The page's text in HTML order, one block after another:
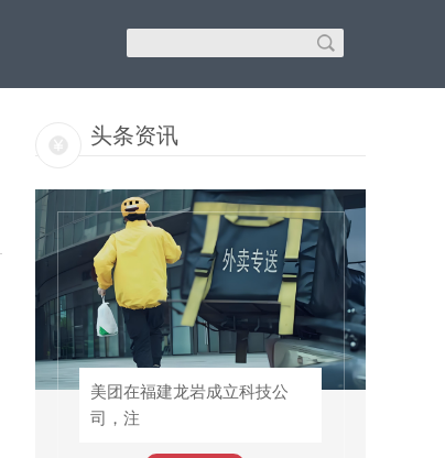
头条资讯
美团在福建龙岩成立科技公
司，注
美团在福建龙岩成立科技公
司，注